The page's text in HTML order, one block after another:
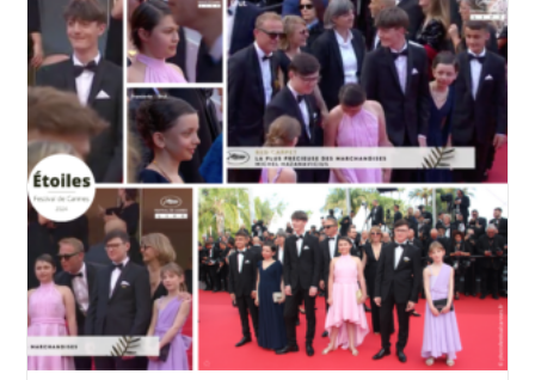
:
Confort
Et
Accueil
Exceptionnels
Pour
Les
Étoiles